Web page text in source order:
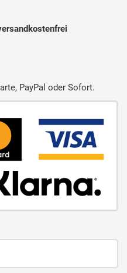
PayPal oder Sofort.